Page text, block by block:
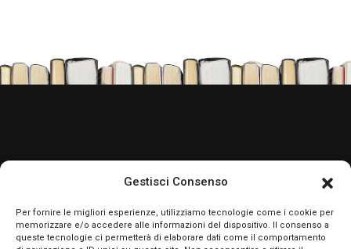
Gestisci Consenso
Per fornire le migliori esperienze, utilizziamo tecnologie come i cookie per
memorizzare e/o accedere alle informazioni del dispositivo. Il consenso a
queste tecnologie ci permetterà di elaborare dati come il comportamento